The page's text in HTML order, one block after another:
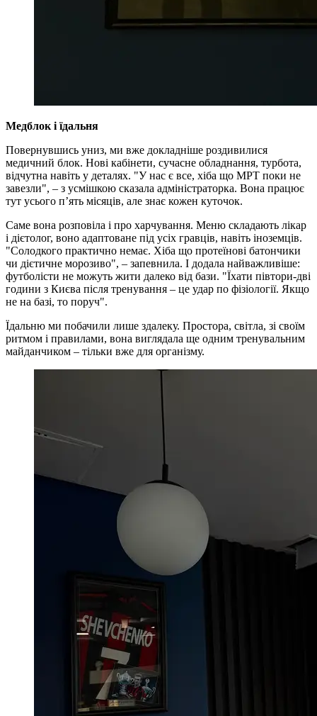
Медблок і їдальня
Повернувшись униз, ми вже докладніше роздивилися
медичний блок. Нові кабінети, сучасне обладнання, турбота,
відчутна навіть у деталях. "У нас є все, хіба що МРТ поки не
завезли", – з усмішкою сказала адміністраторка. Вона працює
тут усього п’ять місяців, але знає кожен куточок.
Саме вона розповіла і про харчування. Меню складають лікар
і дієтолог, воно адаптоване під усіх гравців, навіть іноземців.
"Солодкого практично немає. Хіба що протеїнові батончики
чи дієтичне морозиво", – запевнила. І додала найважливіше:
футболісти не можуть жити далеко від бази. "Їхати півтори-дві
години з Києва після тренування – це удар по фізіології. Якщо
не на базі, то поруч".
Їдальню ми побачили лише здалеку. Простора, світла, зі своїм
ритмом і правилами, вона виглядала ще одним тренувальним
майданчиком – тільки вже для організму.